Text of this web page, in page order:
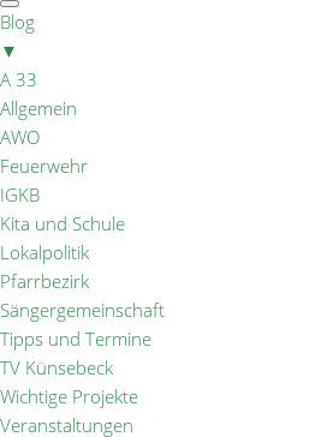
Blog
▼
A 33
Allgemein
AWO
Feuerwehr
IGKB
Kita und Schule
Lokalpolitik
Pfarrbezirk
Sängergemeinschaft
Tipps und Termine
TV Künsebeck
Wichtige Projekte
Veranstaltungen